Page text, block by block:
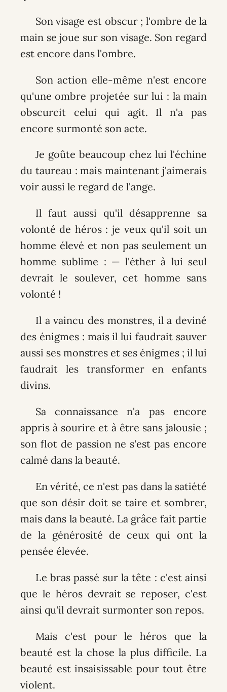
Son visage est obscur ; l'ombre de la
main se joue sur son visage. Son regard
est encore dans l'ombre.
Son action elle-même n'est encore
qu'une ombre projetée sur lui : la main
obscurcit celui qui agit. Il n'a pas
encore surmonté son acte.
Je goûte beaucoup chez lui l'échine
du taureau : mais maintenant j'aimerais
voir aussi le regard de l'ange.
Il faut aussi qu'il désapprenne sa
volonté de héros : je veux qu'il soit un
homme élevé et non pas seulement un
homme sublime : — l'éther à lui seul
devrait le soulever, cet homme sans
volonté !
Il a vaincu des monstres, il a deviné
des énigmes : mais il lui faudrait sauver
aussi ses monstres et ses énigmes ; il lui
faudrait les transformer en enfants
divins.
Sa connaissance n'a pas encore
appris à sourire et à être sans jalousie ;
son flot de passion ne s'est pas encore
calmé dans la beauté.
En vérité, ce n'est pas dans la satiété
que son désir doit se taire et sombrer,
mais dans la beauté. La grâce fait partie
de la générosité de ceux qui ont la
pensée élevée.
Le bras passé sur la tête : c'est ainsi
que le héros devrait se reposer, c'est
ainsi qu'il devrait surmonter son repos.
Mais c'est pour le héros que la
beauté est la chose la plus difficile. La
beauté est insaisissable pour tout être
violent.